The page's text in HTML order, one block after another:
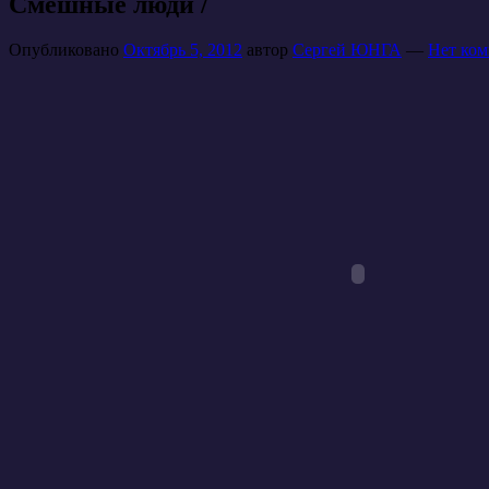
Опубликовано Октябрь 5, 2012 автор Сергей ЮНГА — Нет